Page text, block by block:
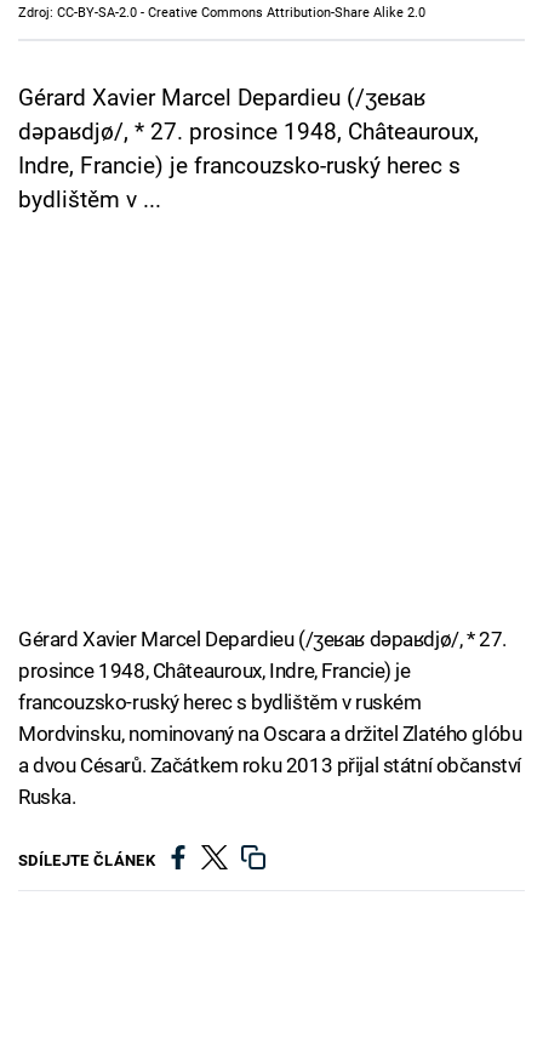
Cool Esport
Pořady
TV Program
Sledujte prima+
Zdroj: CC-BY-SA-2.0 - Creative Commons Attribution-Share Alike 2.0
Gérard Xavier Marcel Depardieu (/ʒeʁaʁ
dəpaʁdjø/, * 27. prosince 1948, Châteauroux,
Indre, Francie) je francouzsko-ruský herec s
bydlištěm v ...
Gérard Xavier Marcel Depardieu (/ʒeʁaʁ dəpaʁdjø/, * 27.
prosince 1948, Châteauroux, Indre, Francie) je
francouzsko-ruský herec s bydlištěm v ruském
Mordvinsku, nominovaný na Oscara a držitel Zlatého glóbu
a dvou Césarů. Začátkem roku 2013 přijal státní občanství
Ruska.
SDÍLEJTE ČLÁNEK